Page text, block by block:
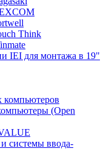
Think
IEI для монтажа в 19"
компьютеров
(Open
системы ввода-